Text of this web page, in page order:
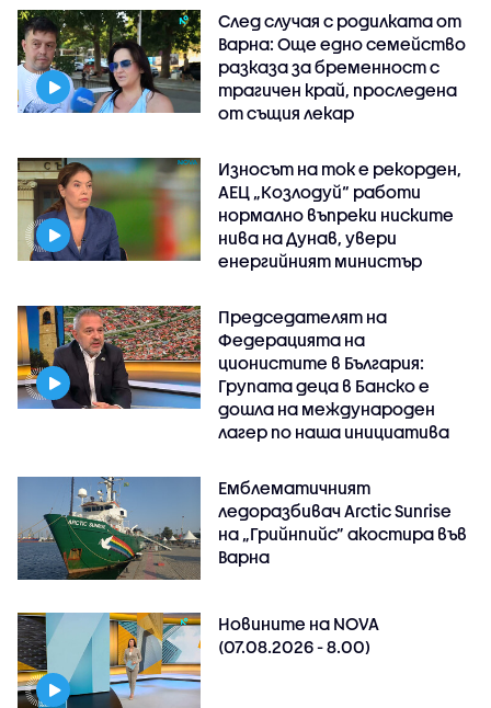
След случая с родилката от
Варна: Още едно семейство
разказа за бременност с
трагичен край, проследена
от същия лекар
Износът на ток е рекорден,
АЕЦ „Козлодуй“ работи
нормално въпреки ниските
нива на Дунав, увери
енергийният министър
Председателят на
Федерацията на
ционистите в България:
Групата деца в Банско е
дошла на международен
лагер по наша инициатива
Емблематичният
ледоразбивач Arctic Sunrise
на „Грийнпийс” акостира във
Варна
Новините на NOVA
(07.08.2026 - 8.00)